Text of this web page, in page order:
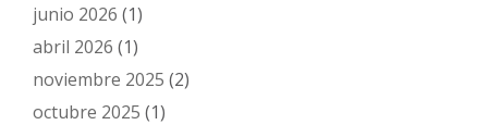
junio 2026 (1)
abril 2026 (1)
noviembre 2025 (2)
octubre 2025 (1)